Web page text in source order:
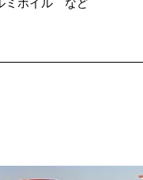
ホイル など